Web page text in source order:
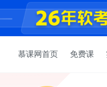
慕课网首页 免费课